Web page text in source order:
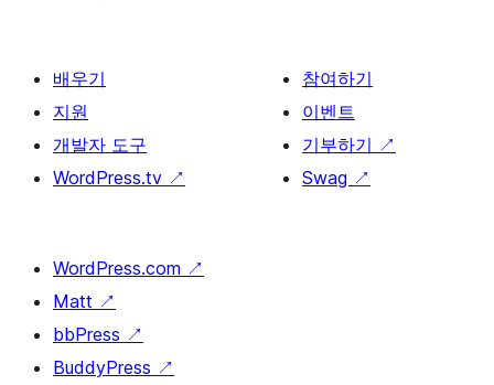
배우기
지원
개발자 도구
WordPress.tv ↗
참여하기
이벤트
기부하기 ↗
Swag ↗
WordPress.com ↗
Matt ↗
bbPress ↗
BuddyPress ↗